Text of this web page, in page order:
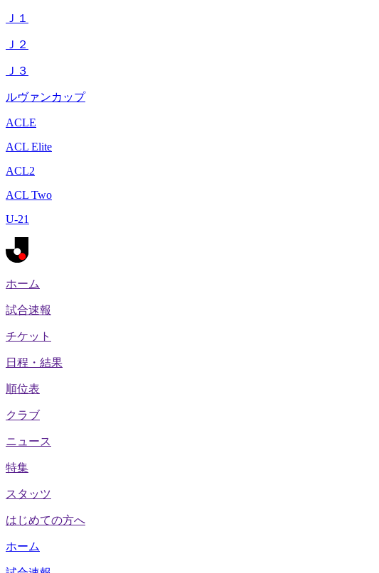
Ｊ１
Ｊ２
Ｊ３
ルヴァンカップ
ACLE
ACL Elite
ACL2
ACL Two
U-21
ホーム
試合速報
チケット
日程・結果
順位表
クラブ
ニュース
特集
スタッツ
はじめての方へ
ホーム